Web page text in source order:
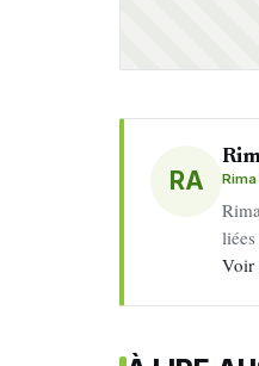
RA
Voir